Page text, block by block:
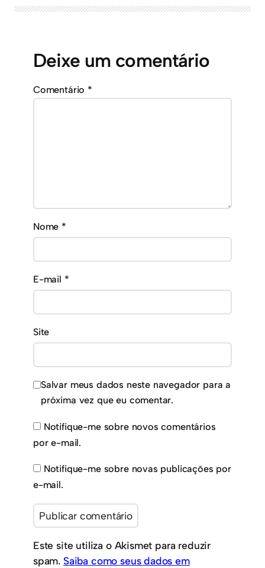
Deixe um comentário
Comentário *
Nome *
E-mail *
Site
Salvar meus dados neste navegador para a
próxima vez que eu comentar.
Notifique-me sobre novos comentários
por e-mail.
Notifique-me sobre novas publicações por
e-mail.
Este site utiliza o Akismet para reduzir
spam. Saiba como seus dados em